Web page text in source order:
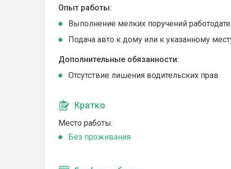
Опыт работы:
Выполнение мелких поручений
Подача авто к дому или к указанному
Дополнительные обязанности:
Отсутствие лишения водительских прав
Кратко
Место работы:
Без проживания